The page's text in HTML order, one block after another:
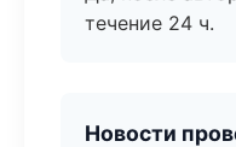
течение 24 ч.
Новости